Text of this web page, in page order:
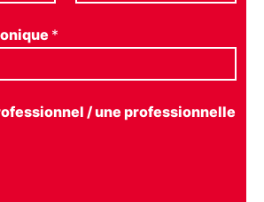
*
/ une professionnelle